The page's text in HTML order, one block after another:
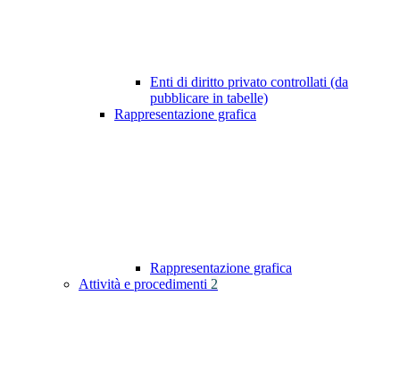
Enti di diritto privato controllati (da
pubblicare in tabelle)
Rappresentazione grafica
Rappresentazione grafica
Attività e procedimenti 2